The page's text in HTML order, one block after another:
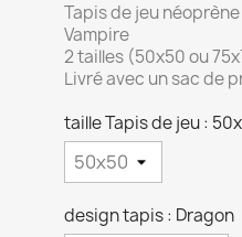
Tapis de jeu
Vampire
2 tailles (50x50 ou
Livré avec un sac de
taille Tapis de jeu :
design tapis : Dragon